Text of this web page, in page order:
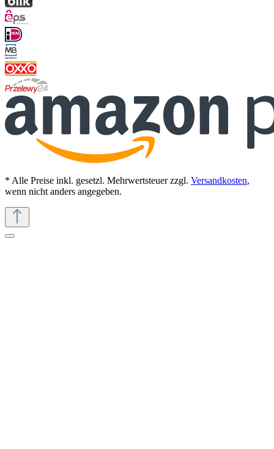
* Alle Preise inkl. gesetzl. Mehrwertsteuer zzgl. Versandkosten,
wenn nicht anders angegeben.